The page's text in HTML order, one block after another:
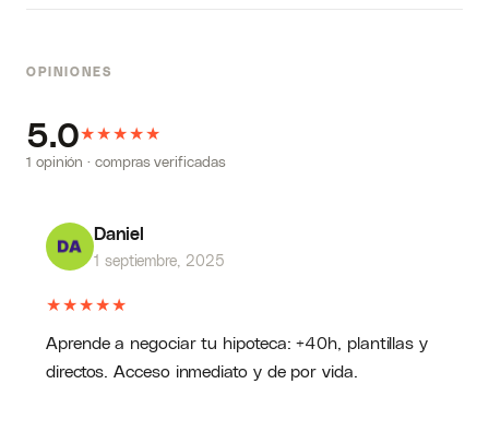
OPINIONES
5.0★★★★★
1 opinión · compras verificadas
Daniel
1 septiembre, 2025
★★★★★
Aprende a negociar tu hipoteca: +40h, plantillas y
directos. Acceso inmediato y de por vida.